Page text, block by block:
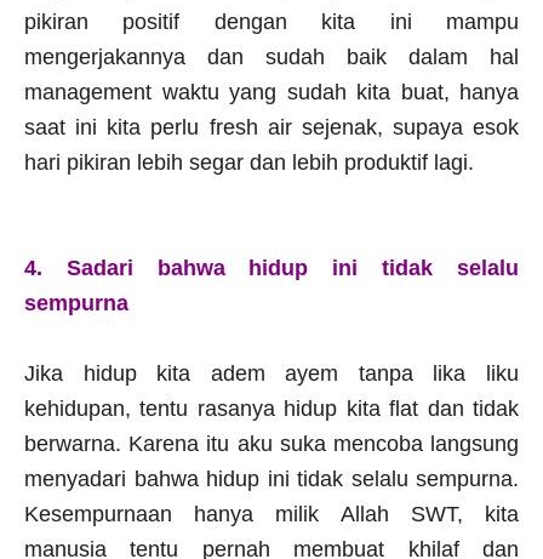
pikiran positif dengan kita ini mampu
mengerjakannya dan sudah baik dalam hal
management waktu yang sudah kita buat, hanya
saat ini kita perlu fresh air sejenak, supaya esok
hari pikiran lebih segar dan lebih produktif lagi.
4. Sadari bahwa hidup ini tidak selalu
sempurna
Jika hidup kita adem ayem tanpa lika liku
kehidupan, tentu rasanya hidup kita flat dan tidak
berwarna. Karena itu aku suka mencoba langsung
menyadari bahwa hidup ini tidak selalu sempurna.
Kesempurnaan hanya milik Allah SWT, kita
manusia tentu pernah membuat khilaf dan